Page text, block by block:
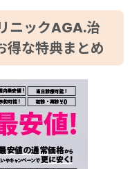
ニックAGA.治
得な特典まとめ